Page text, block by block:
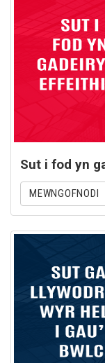
Sut i fod yn
MEWNGOFNODI